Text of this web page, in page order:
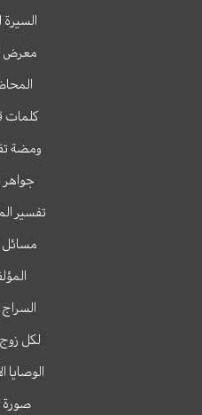
السيرة
معرض
كلمات
ومضة
جواهر
تفسير
مسائل
السراج
لكل
الوصايا
صورة